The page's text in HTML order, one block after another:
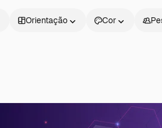
Orientação Cor